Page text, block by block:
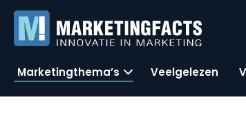
Marketingthema’s Veelgelezen